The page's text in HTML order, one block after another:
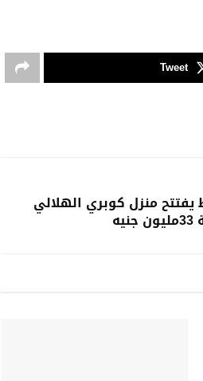
Tweet
منزل كوبري الهلالي